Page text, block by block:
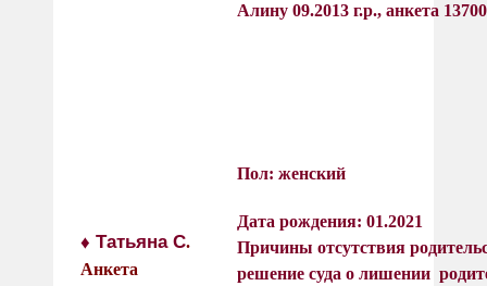
Алину 09.2013 г.р., анкета
♦ Татьяна С.
Анкета
Пол: женский
Дата рождения: 01.2021
Причины отсутствия
решение суда о лишении